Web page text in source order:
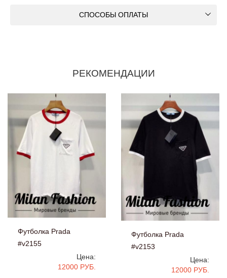
СПОСОБЫ ОПЛАТЫ
РЕКОМЕНДАЦИИ
Футболка Prada
#v2155
Цена:
12000 РУБ.
Футболка Prada
#v2153
Цена:
12000 РУБ.